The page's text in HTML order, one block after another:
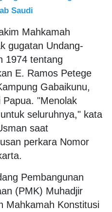
Saudi
Mahkamah
gugatan Undang-
1974 tentang
E. Ramos Petege
Gabaikunu,
Papua. "Menolak
seluruhnya," kata
saat
perkara Nomor
Pembangunan
(PMK) Muhadjir
Mahkamah Konstitusi